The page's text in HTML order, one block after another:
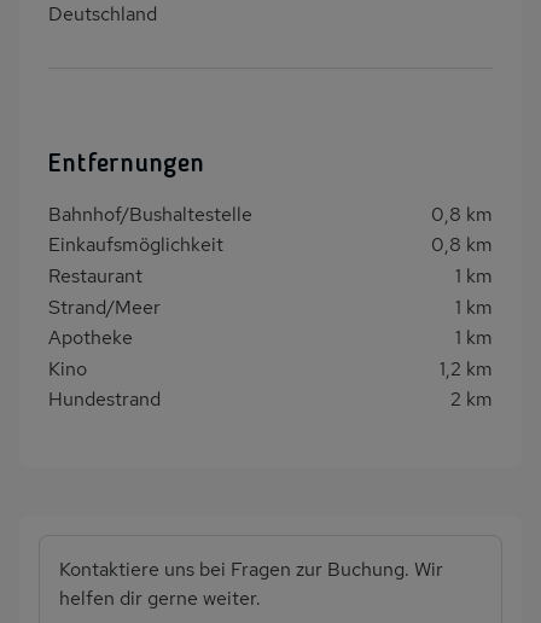
Deutschland
Entfernungen
Bahnhof/Bushaltestelle
0,8 km
Einkaufsmöglichkeit
0,8 km
Restaurant
1 km
Strand/Meer
1 km
Apotheke
1 km
Kino
1,2 km
Hundestrand
2 km
Kontaktiere uns bei Fragen zur Buchung. Wir
helfen dir gerne weiter.